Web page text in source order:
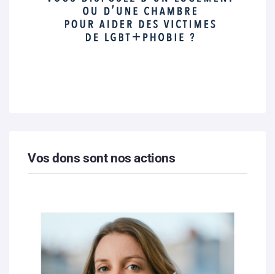
Vos dons sont nos actions